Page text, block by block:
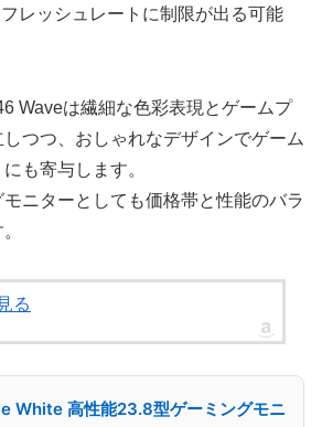
レッシュレートに制限が出る可能
Waveは繊細な色彩表現とゲームプ
つつ、おしゃれなデザインでゲーム
も寄与します。
ニターとしても価格帯と性能のバラ
る
White 高性能23.8型ゲーミングモニ